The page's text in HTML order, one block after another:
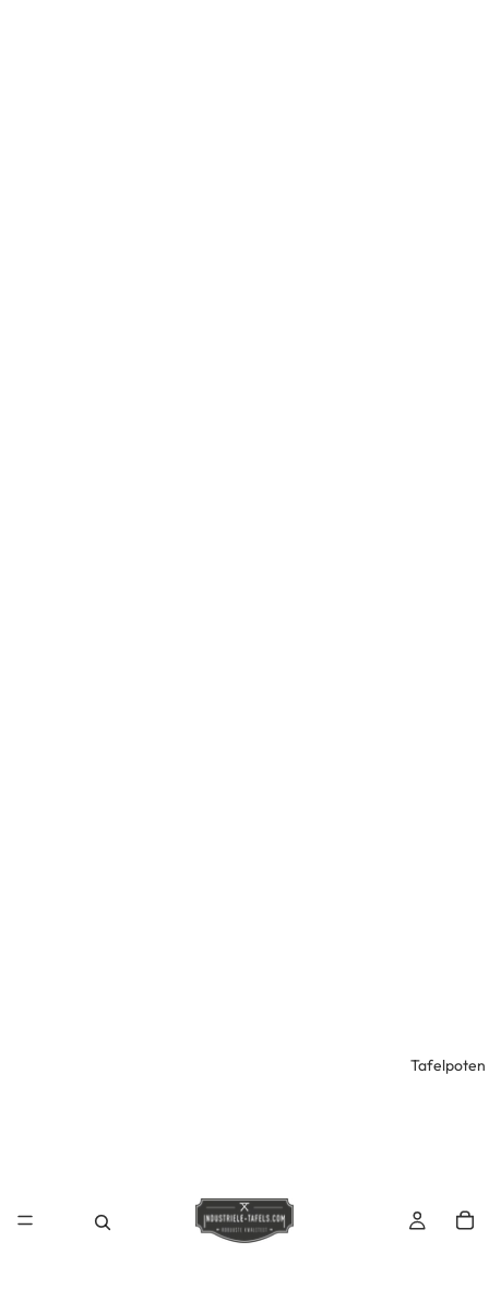
Tafelpoten